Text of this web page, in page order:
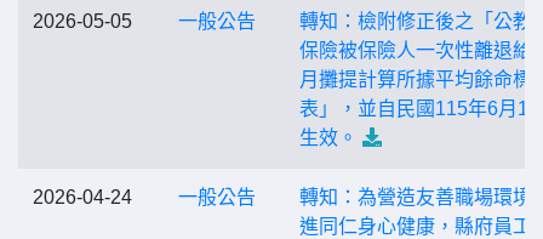
2026-05-05 一般公告
轉知：檢附修正後之「公教
保險被保險人一次性離退給
月攤提計算所據平均餘命標
表」，並自民國115年6月1
生效。
2026-04-24 一般公告
轉知：為營造友善職場環境
進同仁身心健康，縣府員工